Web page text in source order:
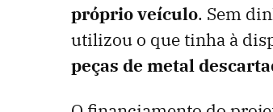
próprio veículo. Sem
utilizou o que tinha à
peças de metal